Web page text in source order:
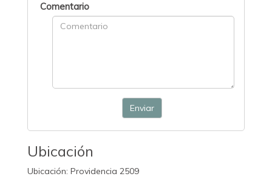
Comentario
Enviar
Ubicación
Ubicación: Providencia 2509